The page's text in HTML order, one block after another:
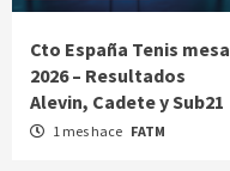
Cto España Tenis mesa
2026 – Resultados
Alevin, Cadete y Sub21
1 mes hace FATM